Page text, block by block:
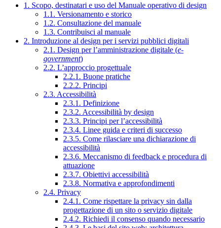
1. Scopo, destinatari e uso del Manuale operativo di design
1.1. Versionamento e storico
1.2. Consultazione del manuale
1.3. Contribuisci al manuale
2. Introduzione al design per i servizi pubblici digitali
2.1. Design per l’amministrazione digitale (e-
government)
2.2. L’approccio progettuale
2.2.1. Buone pratiche
2.2.2. Principi
2.3. Accessibilità
2.3.1. Definizione
2.3.2. Accessibilità by design
2.3.3. Principi per l’accessibilità
2.3.4. Linee guida e criteri di successo
2.3.5. Come rilasciare una dichiarazione di
accessibilità
2.3.6. Meccanismo di feedback e procedura di
attuazione
2.3.7. Obiettivi accessibilità
2.3.8. Normativa e approfondimenti
2.4. Privacy
2.4.1. Come rispettare la privacy sin dalla
progettazione di un sito o servizio digitale
2.4.2. Richiedi il consenso quando necessario